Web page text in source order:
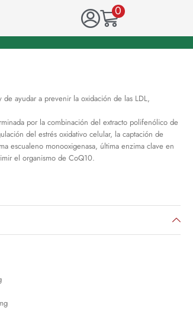
0
ayudar a prevenir la oxidación de las LDL,
por la combinación del extracto polifenólico de
del estrés oxidativo celular, la captación de
escualeno monooxigenasa, última enzima clave en
el organismo de CoQ10.